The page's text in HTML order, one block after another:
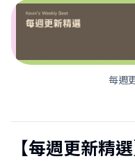
每週
【每週更新精